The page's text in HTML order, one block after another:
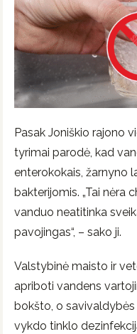
Pasak Joniškio rajono
tyrimai parodė, kad
enterokokais, žarnyno
bakterijomis. „Tai nėra
vanduo neatitinka
pavojingas“, – sako ji.
Valstybinė maisto ir
apriboti vandens
bokšto, o savivaldybės
vykdo tinklo